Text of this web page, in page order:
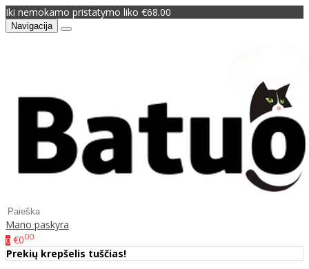
Iki nemokamo pristatymo liko €68.00
Navigacija
Mano paskyra
0 €000
Prekių krepšelis tuščias!